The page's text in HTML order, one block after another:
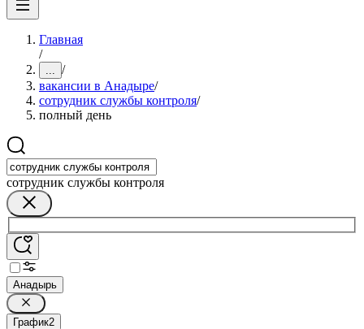
Главная
/
... /
вакансии в Анадыре/
сотрудник службы контроля/
полный день
сотрудник службы контроля
Анадырь
График2